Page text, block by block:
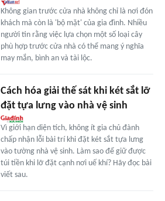
Không gian trước cửa nhà không chỉ là nơi đón
khách mà còn là 'bộ mặt' của gia đình. Nhiều
người tin rằng việc lựa chọn một số loại cây
phù hợp trước cửa nhà có thể mang ý nghĩa
may mắn, bình an và tài lộc.
Cách hóa giải thế sát khi két sắt lỡ
đặt tựa lưng vào nhà vệ sinh
Vì giới hạn diện tích, không ít gia chủ đành
chấp nhận lỗi bài trí khi đặt két sắt tựa lưng
vào tường nhà vệ sinh. Làm sao để giữ được
túi tiền khi lỡ đặt cạnh nơi uế khí? Hãy đọc bài
viết sau.